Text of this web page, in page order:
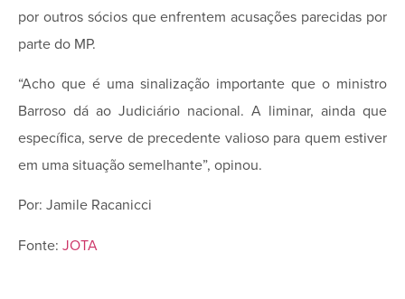
por outros sócios que enfrentem acusações parecidas por
parte do MP.
“Acho que é uma sinalização importante que o ministro
Barroso dá ao Judiciário nacional. A liminar, ainda que
específica, serve de precedente valioso para quem estiver
em uma situação semelhante”, opinou.
Por: Jamile Racanicci
Fonte: JOTA